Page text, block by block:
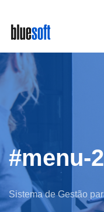
main
content
#menu-
Sistema de Gestão